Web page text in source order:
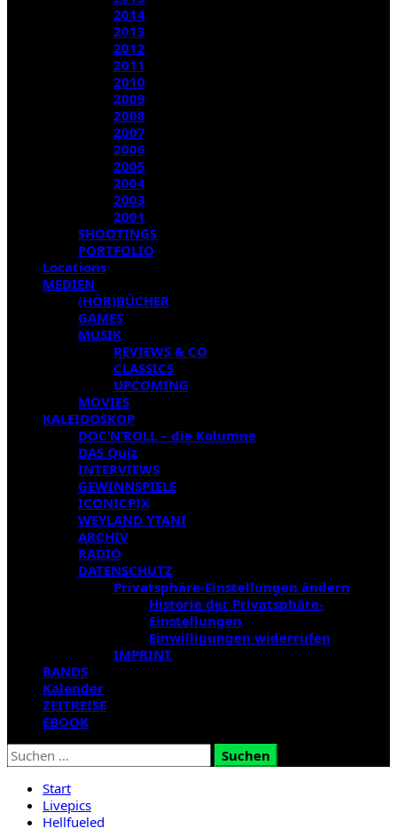
2014
2013
2012
2011
2010
2009
2008
2007
2006
2005
2004
2003
2001
SHOOTINGS
PORTFOLIO
Locations
MEDIEN
(HÖR)BÜCHER
GAMES
MUSIK
REVIEWS & CO
CLASSICS
UPCOMING
MOVIES
KALEIDOSKOP
DOC’N’ROLL – die Kolumne
DAS Quiz
INTERVIEWS
GEWINNSPIELE
ICONICPIX
WEYLAND YTANI
ARCHIV
RADIO
DATENSCHUTZ
Privatsphäre-Einstellungen ändern
Historie der Privatsphäre-
Einstellungen
Einwilligungen widerrufen
IMPRINT
BANDS
Kalender
ZEITREISE
EBOOK
Suchen
nach:
Start
Livepics
Hellfueled